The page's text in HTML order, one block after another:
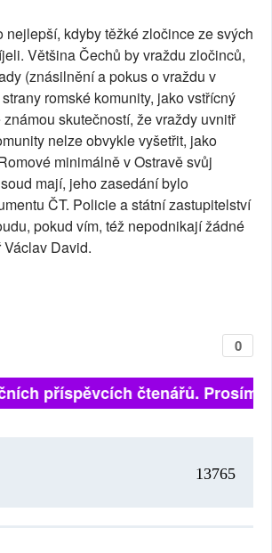
nejlepší, kdyby těžké zločince ze svých
Většina Čechů by vraždu zločinců,
(znásilnění a pokus o vraždu v
romské komunity, jako vstřícný
skutečností, že vraždy uvnitř
nelze obvykle vyšetřit, jako
minimálně v Ostravě svůj
mají, jeho zasedání bylo
ČT. Policie a státní zastupitelství
pokud vím, též nepodnikají žádné
Václav David.
0
příspěvcích čtenářů.
13765